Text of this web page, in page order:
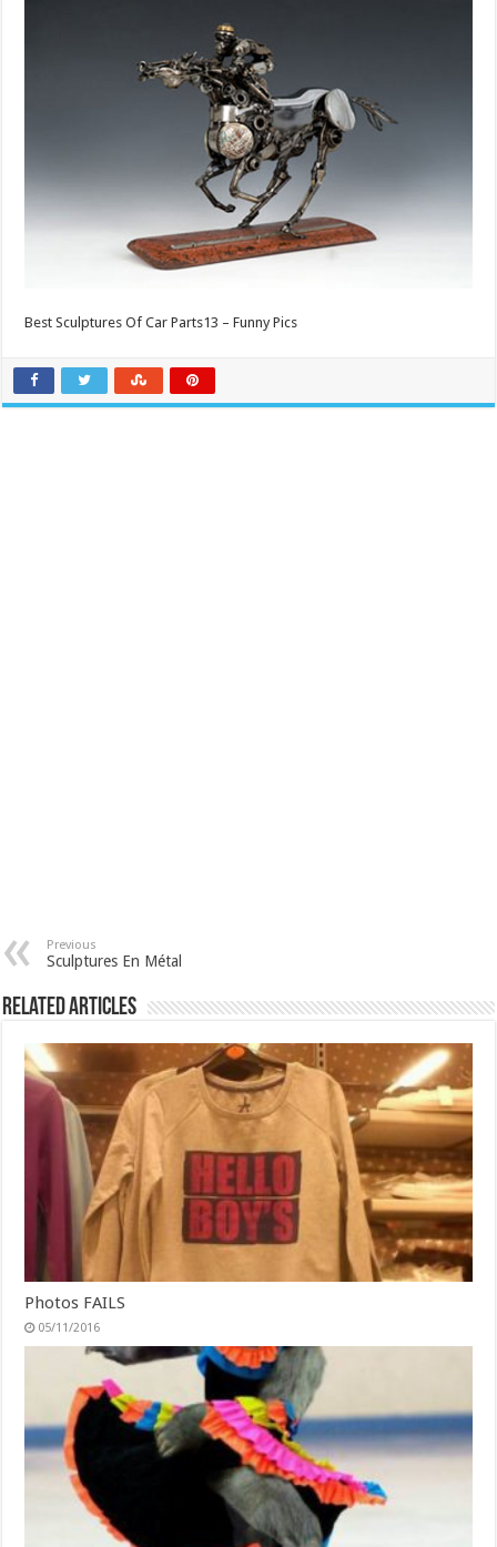
Best Sculptures Of Car Parts13 – Funny Pics
Previous
Sculptures En Métal
Related Articles
Photos FAILS
05/11/2016